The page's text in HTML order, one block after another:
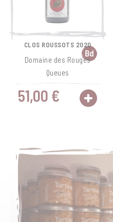
CLOS ROUSSOTS 2020
Domaine des Rouges
Queues
51,00 €